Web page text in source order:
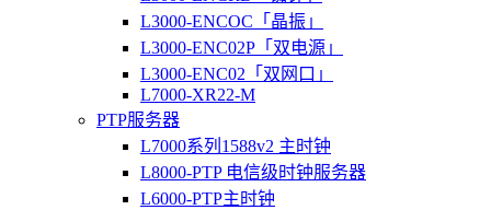
L3000-ENCOC「晶振」
L3000-ENC02P「双电源」
L3000-ENC02「双网口」
L7000-XR22-M
PTP服务器
L7000系列1588v2 主时钟
L8000-PTP 电信级时钟服务器
L6000-PTP主时钟